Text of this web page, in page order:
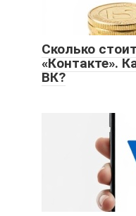
Сколько
«Контакте».
ВК?